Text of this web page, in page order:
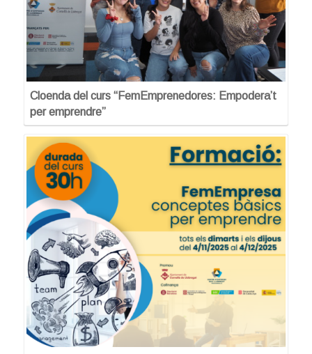
Cloenda del curs “FemEmprenedores: Empodera’t
per emprendre”